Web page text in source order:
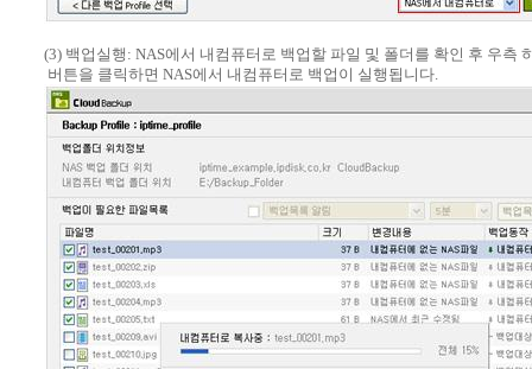
(3) 백업실행: NAS에서 내컴퓨터로 백업할 파일 및 폴더를 확인 후 우측
버튼을 클릭하면 NAS에서 내컴퓨터로 백업이 실행됩니다.